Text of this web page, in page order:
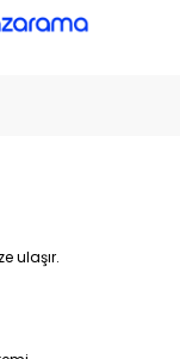
ulaşır.